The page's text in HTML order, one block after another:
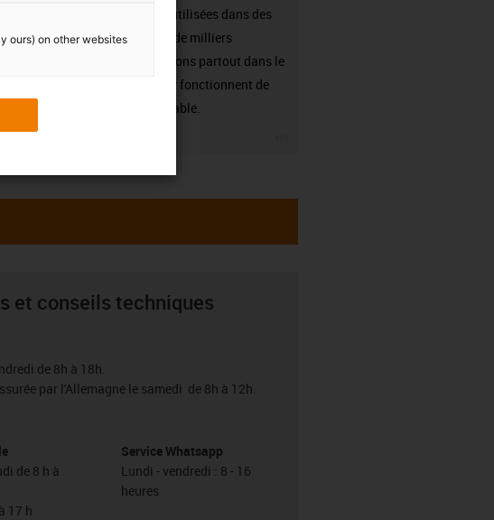
sont déjà utilisées dans des
centaines de milliers
d'applications partout dans le
monde et y fonctionnent de
manière fiable.
et conseils techniques
de 8h à 18h.
par l'Allemagne le samedi de 8h à 12h.
de 8 h à
17 h
Service Whatsapp
Lundi - vendredi : 8 - 16
heures
ours) on other websites